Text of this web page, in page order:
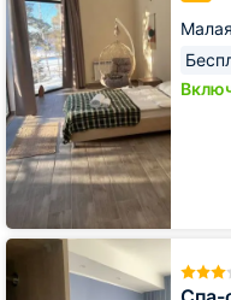
Спа-
отель
Источник